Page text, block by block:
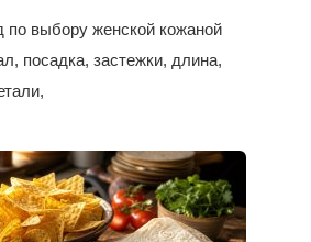
по выбору женской кожаной
посадка, застежки, длина,